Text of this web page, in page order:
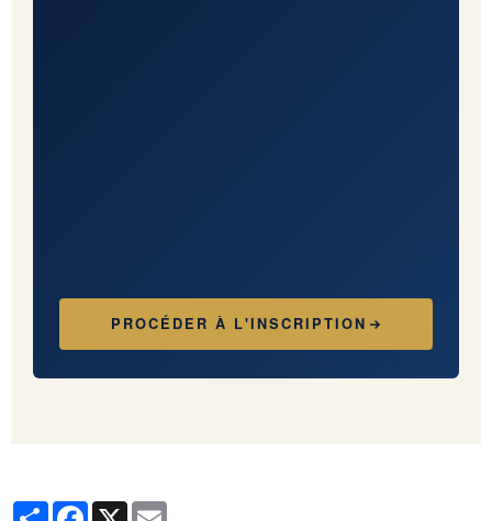
PROCÉDER À L'INSCRIPTION
PartagerFacebook
X